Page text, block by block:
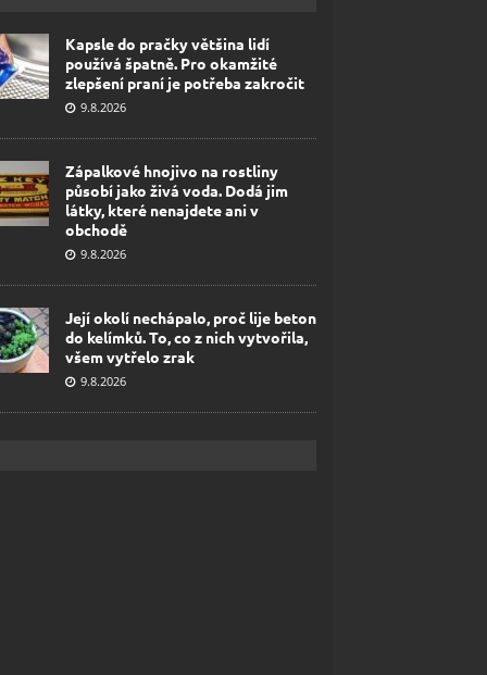
Kapsle do pračky většina lidí
používá špatně. Pro okamžité
zlepšení praní je potřeba zakročit
9.8.2026
Zápalkové hnojivo na rostliny
působí jako živá voda. Dodá jim
látky, které nenajdete ani v
obchodě
9.8.2026
Její okolí nechápalo, proč lije beton
do kelímků. To, co z nich vytvořila,
všem vytřelo zrak
9.8.2026